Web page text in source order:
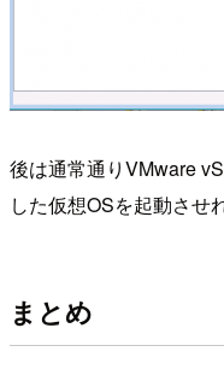
後は通常通りVMware
した仮想OSを起動させ
まとめ